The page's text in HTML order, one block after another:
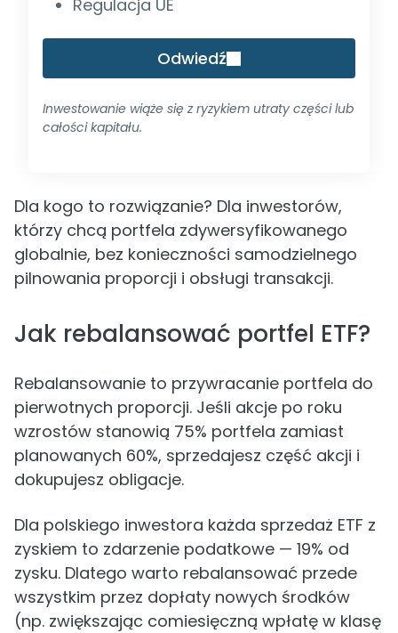
Regulacja UE
Odwiedź
Inwestowanie wiąże się z ryzykiem utraty części lub
całości kapitału.
Dla kogo to rozwiązanie? Dla inwestorów,
którzy chcą portfela zdywersyfikowanego
globalnie, bez konieczności samodzielnego
pilnowania proporcji i obsługi transakcji.
Jak rebalansować portfel ETF?
Rebalansowanie to przywracanie portfela do
pierwotnych proporcji. Jeśli akcje po roku
wzrostów stanowią 75% portfela zamiast
planowanych 60%, sprzedajesz część akcji i
dokupujesz obligacje.
Dla polskiego inwestora każda sprzedaż ETF z
zyskiem to zdarzenie podatkowe — 19% od
zysku. Dlatego warto rebalansować przede
wszystkim przez dopłaty nowych środków
(np. zwiększając comiesięczną wpłatę w klasę